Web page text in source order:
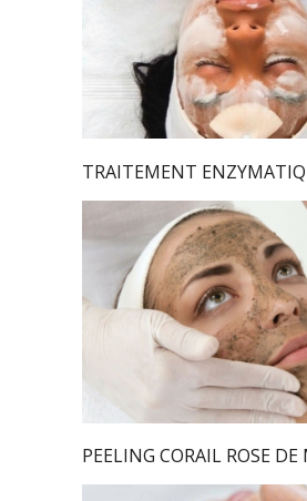
TRAITEMENT
PEELING CORAIL ROSE DE